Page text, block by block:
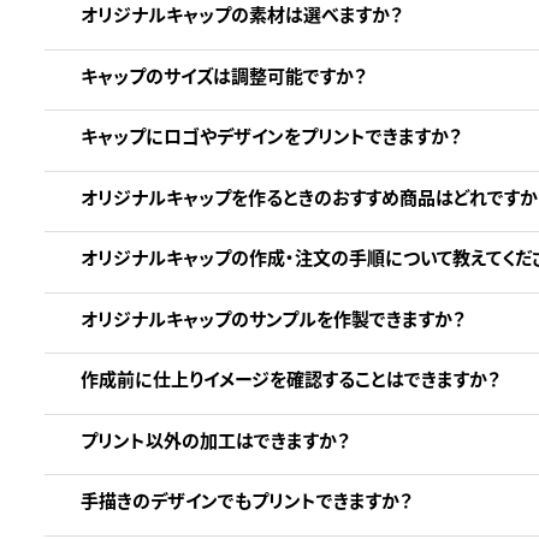
オリジナルキャップの素材は選べますか？
キャップのサイズは調整可能ですか？
キャップにロゴやデザインをプリントできますか？
オリジナルキャップを作るときのおすすめ商品はどれですか
オリジナルキャップの作成・注文の手順について教えてくだ
オリジナルキャップのサンプルを作製できますか？
作成前に仕上りイメージを確認することはできますか？
プリント以外の加工はできますか？
手描きのデザインでもプリントできますか？